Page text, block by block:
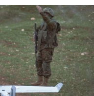
بما ذكّر اللبنانيين بحادث
ذكراها على مسافة أيام.
RELATED TOPICS:
UP
العام العسكري